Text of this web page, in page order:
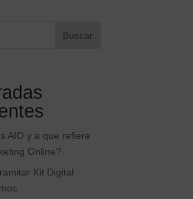
AIO y a que refiere
Online?
Kit Digital